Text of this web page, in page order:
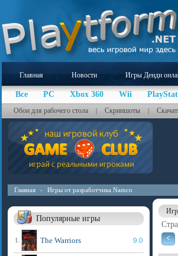
Главная Новости Игры Денди
Все PC Xbox 360 Wii
Обои для рабочего стола | Скриншоты |
Главная - Игры от разработчика Namco
Популярные игры
1. The Warriors 9.0 <